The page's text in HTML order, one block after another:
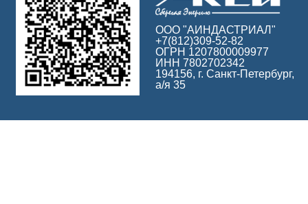
ООО "АИНДАСТРИАЛ"
+7(812)309-52-82
ОГРН 1207800009977
ИНН 7802702342
194156, г. Санкт-Петербург,
а/я 35